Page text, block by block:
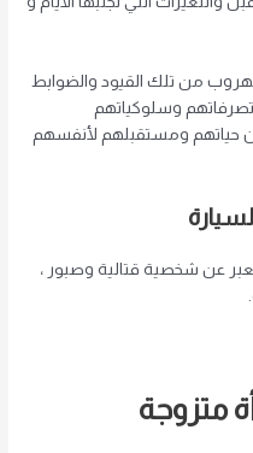
من تلك القيود والضوابط
وسلوكياتهم
حياتهم ومستقبلهم لأنفسهم
عن شخصية قتالية وصبور ،
متزوجة